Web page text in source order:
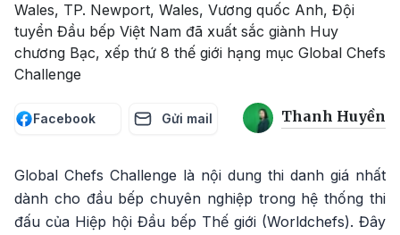
Wales, TP. Newport, Wales, Vương quốc Anh, Đội
tuyển Đầu bếp Việt Nam đã xuất sắc giành Huy
chương Bạc, xếp thứ 8 thế giới hạng mục Global Chefs
Challenge
Facebook Gửi mail Thanh Huyền
Global Chefs Challenge là nội dung thi danh giá nhất
dành cho đầu bếp chuyên nghiệp trong hệ thống thi
đấu của Hiệp hội Đầu bếp Thế giới (Worldchefs). Đây